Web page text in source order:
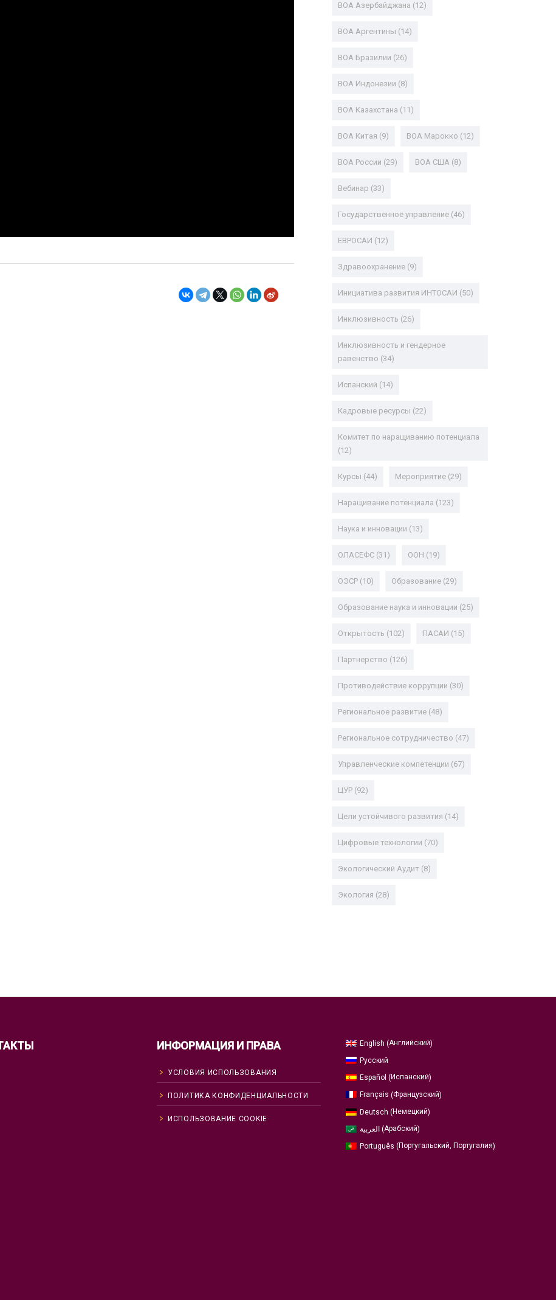
ВОА Азербайджана (12)
ВОА Аргентины (14)
ВОА Бразилии (26)
ВОА Индонезии (8)
ВОА Казахстана (11)
ВОА Китая (9) ВОА Марокко (12)
ВОА России (29) ВОА США (8)
Вебинар (33)
Государственное управление(46)
ЕВРОСАИ (12)
Здравоохранение(9)
Инициатива развития ИНТОСАИ (50)
Инклюзивность (26)
Инклюзивность и гендерное
равенство (34)
Испанский (14)
Кадровые ресурсы (22)
Комитет по наращиванию потенциала
(12)
Курсы (44) Мероприятие(29)
Наращивание потенциала (123)
Наука и инновации (13)
ОЛАСЕФС(31) ООН (19)
ОЭСР(10) Образование(29)
Образование наука и инновации (25)
Открытость (102) ПАСАИ (15)
Партнерство (126)
Противодействие коррупции (30)
Региональное развитие(48)
Региональное сотрудничество (47)
Управленческие компетенции (67)
ЦУР(92)
Цели устойчивого развития (14)
Цифровые технологии (70)
Экологический Аудит (8)
Экология (28)
ИНФОРМАЦИЯ И ПРАВА
УСЛОВИЯ ИСПОЛЬЗОВАНИЯ
ПОЛИТИКА КОНФИДЕНЦИАЛЬНОСТИ
ИСПОЛЬЗОВАНИЕ COOKIE
English (Английский)
Русский
Español (Испанский)
Français (Французский)
Deutsch (Немецкий)
العربية (Арабский)
Português (Португальский, Португалия)